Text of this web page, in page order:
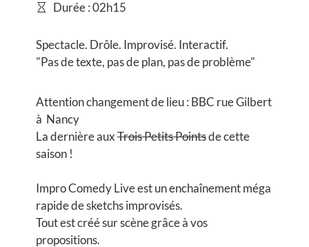
Durée : 02h15
Spectacle. Drôle. Improvisé. Interactif.
"Pas de texte, pas de plan, pas de problème"
Attention changement de lieu : BBC rue Gilbert
à Nancy
La dernière auxTrois Petits Pointsde cette
saison !
Impro Comedy Live est un enchaînement méga
rapide de sketchs improvisés.
Tout est créé sur scène grâce à vos
propositions.